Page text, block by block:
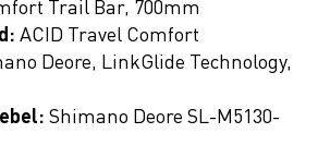
Trail Bar, 700mm
ACID Travel Comfort
Deore, LinkGlide Technology,
Shimano Deore SL-M5130-